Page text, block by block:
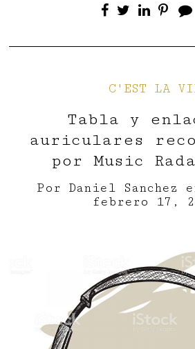
C'EST LA
Tabla y
auriculares
por Music
Por Daniel Sanchez
febrero 17,